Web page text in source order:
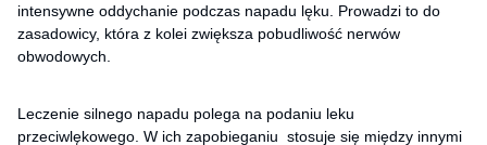
intensywne oddychanie podczas napadu lęku. Prowadzi to do
zasadowicy, która z kolei zwiększa pobudliwość nerwów
obwodowych.
Leczenie silnego napadu polega na podaniu leku
przeciwlękowego. W ich zapobieganiu stosuje się między innymi